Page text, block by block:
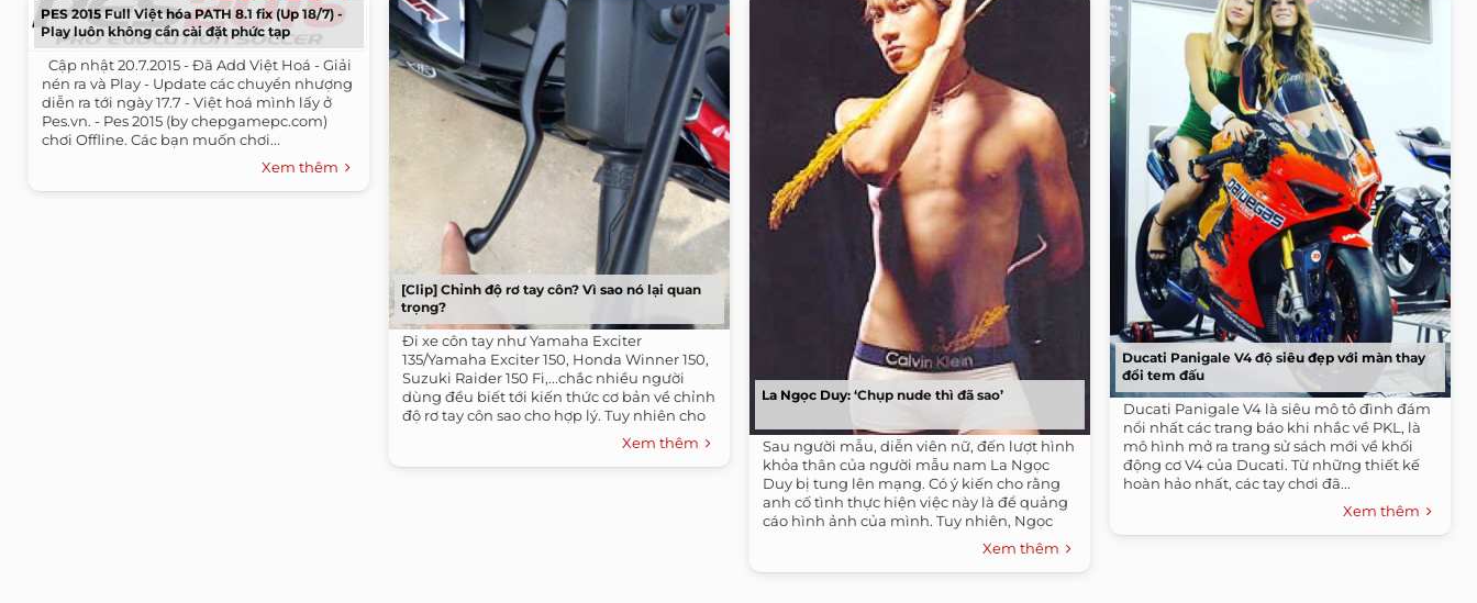
PES 2015 Full Việt hóa PATH 8.1 fix (Up 18/7) -
Play luôn không cần cài đặt phức tạp
​ ​ Cập nhật 20.7.2015 - Đã Add Việt Hoá - Giải
nén ra và Play - Update các chuyển nhượng
diễn ra tới ngày 17.7 - Việt hoá mình lấy ở
Pes.vn. - Pes 2015 (by chepgamepc.com)
chơi Offline. Các bạn muốn chơi...
Xem thêm
[Clip] Chỉnh độ rơ tay côn? Vì sao nó lại quan
trọng?
Đi xe côn tay như Yamaha Exciter
135/Yamaha Exciter 150, Honda Winner 150,
Suzuki Raider 150 Fi,...chắc nhiều người
dùng đều biết tới kiến thức cơ bản về chỉnh
độ rơ tay côn sao cho hợp lý. Tuy nhiên cho
Xem thêm
La Ngọc Duy: ‘Chụp nude thì đã sao’
Sau người mẫu, diễn viên nữ, đến lượt hình
khỏa thân của người mẫu nam La Ngọc
Duy bị tung lên mạng. Có ý kiến cho rằng
anh cố tình thực hiện việc này là để quảng
cáo hình ảnh của mình. Tuy nhiên, Ngọc
Duy khẳng định, anh chụp nude chỉ để
nhìn lại lúc không còn là người mẫu.
Xem thêm
Ducati Panigale V4 độ siêu đẹp với màn thay
đổi tem đấu
Ducati Panigale V4 là siêu mô tô đình đám
nổi nhất các trang báo khi nhắc về PKL, là
mô hình mở ra trang sử sách mới về khối
động cơ V4 của Ducati. Từ những thiết kế
hoàn hảo nhất, các tay chơi đã...
Xem thêm